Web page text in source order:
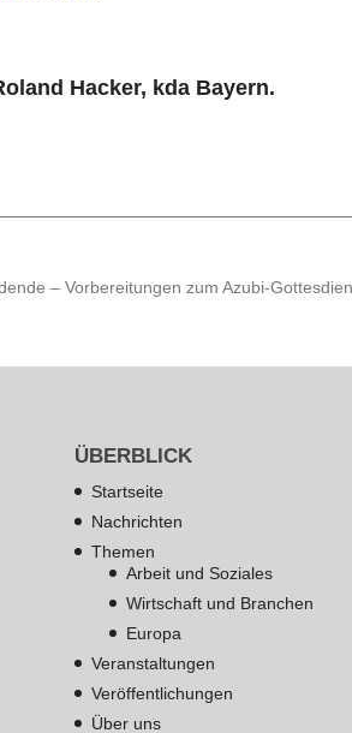
Hacker, kda Bayern.
– Vorbereitungen zum Azubi-
ÜBERBLICK
Startseite
Nachrichten
Themen
Arbeit und Soziales
Wirtschaft und Branchen
Europa
Veranstaltungen
Veröffentlichungen
Über uns